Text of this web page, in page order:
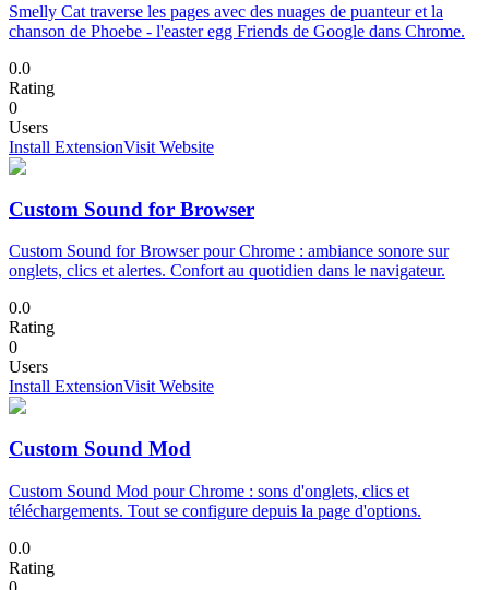
Smelly Cat traverse les pages avec des nuages de puanteur et la
chanson de Phoebe - l'easter egg Friends de Google dans Chrome.
0.0
Rating
0
Users
Install ExtensionVisit Website
Custom Sound for Browser
Custom Sound for Browser pour Chrome : ambiance sonore sur
onglets, clics et alertes. Confort au quotidien dans le navigateur.
0.0
Rating
0
Users
Install ExtensionVisit Website
Custom Sound Mod
Custom Sound Mod pour Chrome : sons d'onglets, clics et
téléchargements. Tout se configure depuis la page d'options.
0.0
Rating